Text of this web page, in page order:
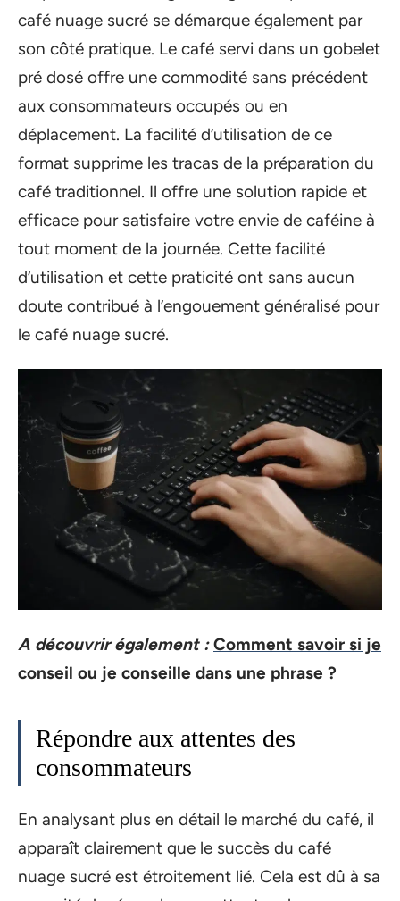
café nuage sucré se démarque également par
son côté pratique. Le café servi dans un gobelet
pré dosé offre une commodité sans précédent
aux consommateurs occupés ou en
déplacement. La facilité d’utilisation de ce
format supprime les tracas de la préparation du
café traditionnel. Il offre une solution rapide et
efficace pour satisfaire votre envie de caféine à
tout moment de la journée. Cette facilité
d’utilisation et cette praticité ont sans aucun
doute contribué à l’engouement généralisé pour
le café nuage sucré.
A découvrir également : Comment savoir si je
conseil ou je conseille dans une phrase ?
Répondre aux attentes des
consommateurs
En analysant plus en détail le marché du café, il
apparaît clairement que le succès du café
nuage sucré est étroitement lié. Cela est dû à sa